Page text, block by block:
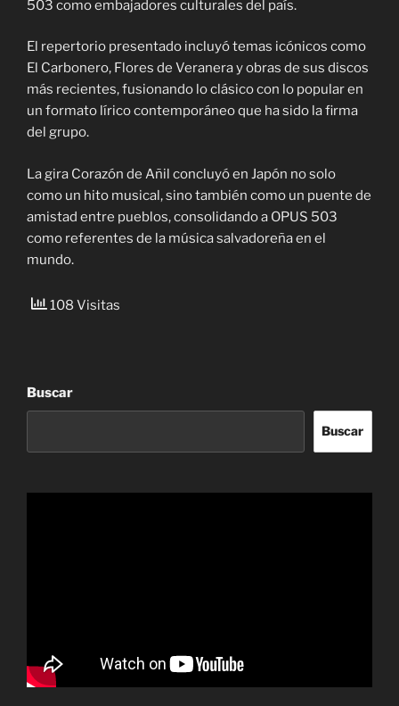
503 como embajadores culturales del país.
El repertorio presentado incluyó temas icónicos como
El Carbonero, Flores de Veranera y obras de sus discos
más recientes, fusionando lo clásico con lo popular en
un formato lírico contemporáneo que ha sido la firma
del grupo.
La gira Corazón de Añil concluyó en Japón no solo
como un hito musical, sino también como un puente de
amistad entre pueblos, consolidando a OPUS 503
como referentes de la música salvadoreña en el
mundo.
108 Visitas
Buscar
Buscar